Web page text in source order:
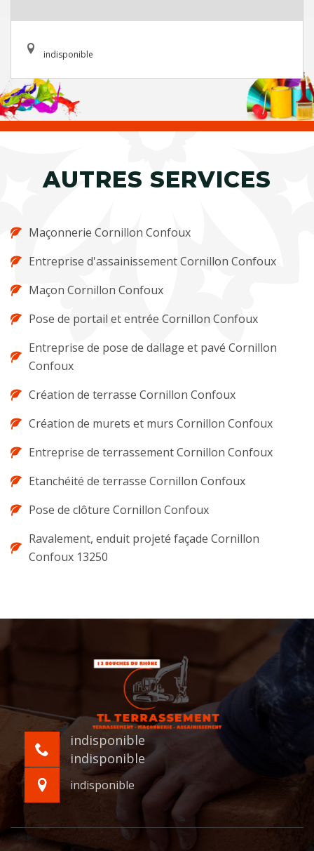
indisponible
AUTRES SERVICES
Maçonnerie Cornillon Confoux
Entreprise d'assainissement Cornillon Confoux
Maçon Cornillon Confoux
Pose de portail et entrée Cornillon Confoux
Entreprise de pose de dallage et pavé Cornillon
Confoux
Création de terrasse Cornillon Confoux
Création de murets et murs Cornillon Confoux
Entreprise de terrassement Cornillon Confoux
Etanchéité de terrasse Cornillon Confoux
Pose de clôture Cornillon Confoux
Ravalement, enduit projeté façade Cornillon
Confoux 13250
indisponible
indisponible
indisponible